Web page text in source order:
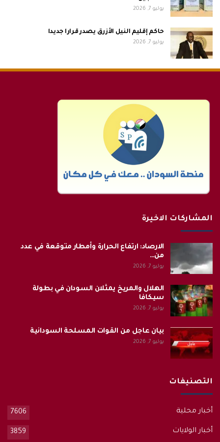
يوليو 7, 2026
حاكم إقليم النيل الأزرق يصدر قرارا جديدا
يوليو 7, 2026
المشاركات الاخيرة
الارصاد: ارتفاع الحرارة وأمطار متوقعة في عدد
من…
يوليو 7, 2026
الهلال والمريخ يمثلان السودان في بطولة
سيكافا
يوليو 7, 2026
بيان عاجل من القوات المسلحة السودانية
يوليو 7, 2026
التصنيفات
أخبار محلية 7606
أخبار الولايات 3859